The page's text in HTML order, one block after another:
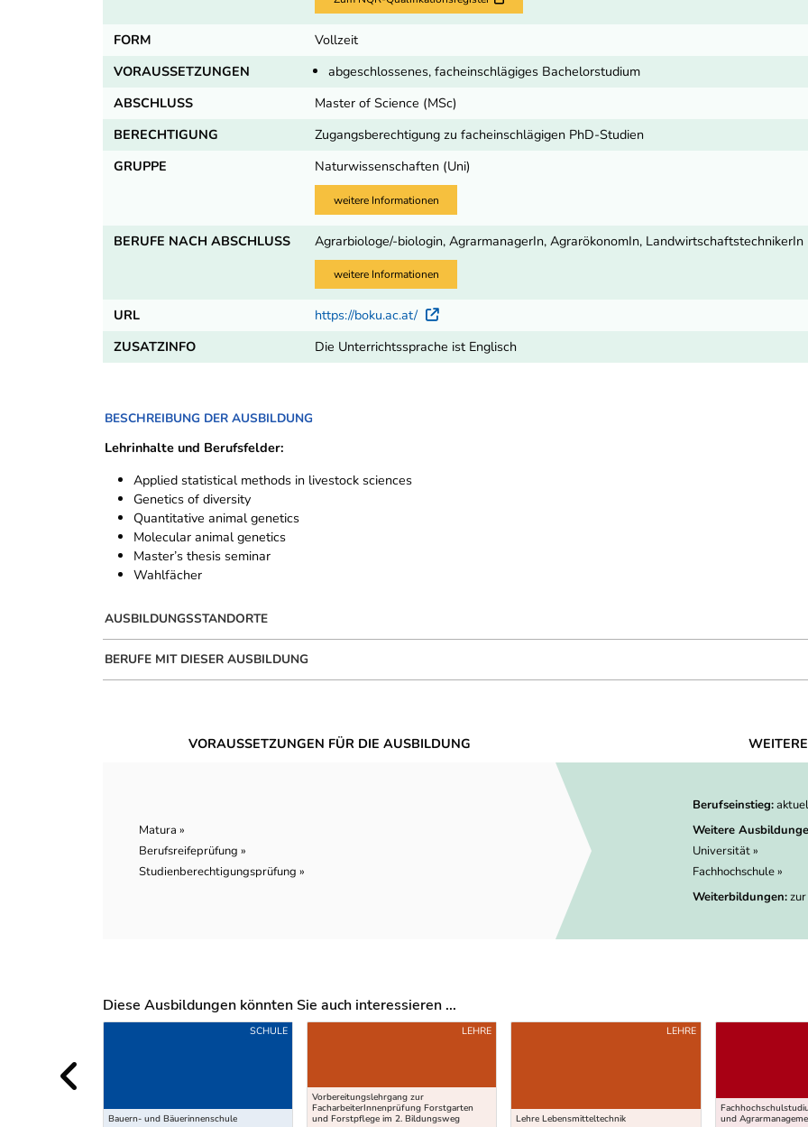
FORM
Vollzeit
VORAUSSETZUNGEN
abgeschlossenes, facheinschlägiges Bachelorstudium
ABSCHLUSS
Master of Science (MSc)
BERECHTIGUNG
Zugangsberechtigung zu facheinschlägigen PhD-Studien
GRUPPE
Naturwissenschaften (Uni)
weitere Informationen
BERUFE NACH ABSCHLUSS Agrarbiologe/-biologin, AgrarmanagerIn, AgrarökonomIn, LandwirtschaftstechnikerIn
weitere Informationen
URL https://boku.ac.at/ Externer Link
ZUSATZINFO Die Unterrichtssprache ist Englisch
BESCHREIBUNG DER AUSBILDUNG
Lehrinhalte und Berufsfelder:
Applied statistical methods in livestock sciences
Genetics of diversity
Quantitative animal genetics
Molecular animal genetics
Master’s thesis seminar
Wahlfächer
AUSBILDUNGSSTANDORTE
BERUFE MIT DIESER AUSBILDUNG
VORAUSSETZUNGEN FÜR DIE AUSBILDUNG
Matura »
Berufsreifeprüfung »
Studienberechtigungsprüfung »
Berufseinstieg:
Weitere
Universität »
Fachhochschule »
Weiterbildungen:
Diese Ausbildungen könnten Sie auch interessieren ...
Uber weitere Ausbildungsvorschläge
Bauern- und Bäuerinnenschule
SCHULE
Vorbereitungslehrgang zur
FacharbeiterInnenprüfung Forstgarten
und Forstpflege im 2. Bildungsweg
LEHRE
Lehre Lebensmitteltechnik
LEHRE
und